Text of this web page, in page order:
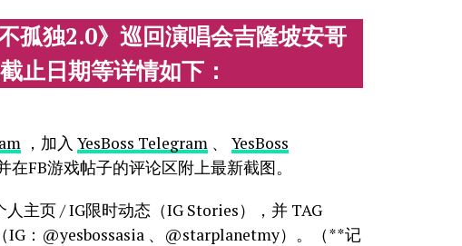
孤独2.0》巡回演唱会吉隆坡安哥
止日期等详情如下：
，加入 YesBoss Telegram、 YesBoss
FB游戏帖子的评论区附上最新截图。
主页 / IG限时动态（IG Stories），并 TAG
IG：@yesbossasia 、@starplanetmy）。（**记